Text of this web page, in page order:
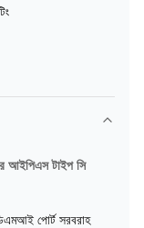
আইপিএস টাইপ সি
পোর্ট সরবরাহ